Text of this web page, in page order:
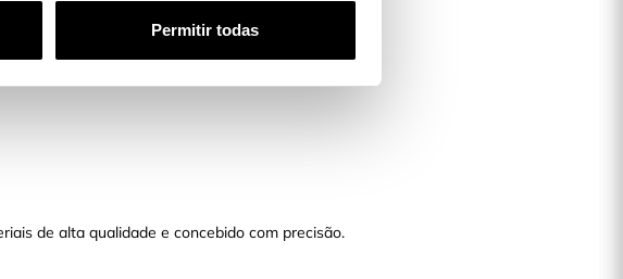
Permitir todas
de alta qualidade e concebido com precisão.